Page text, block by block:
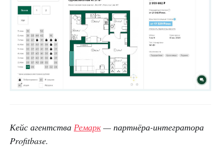
Кейс агентства Ремарк— партнёра-интегратора
Profitbase.